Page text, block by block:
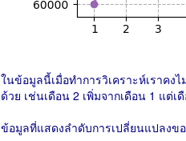
ในข้อมูลนี้เมื่อทำการวิเคราะห์เราค
ด้วย เช่นเดือน 2 เพิ่มจากเดือน 1 แต่
ข้อมูลที่แสดงลำดับการเปลี่ยนแปลงข